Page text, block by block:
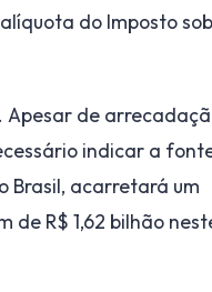
do Imposto
Apesar de
indicar a
Brasil, acarretará um
R$ 1,62 bilhão